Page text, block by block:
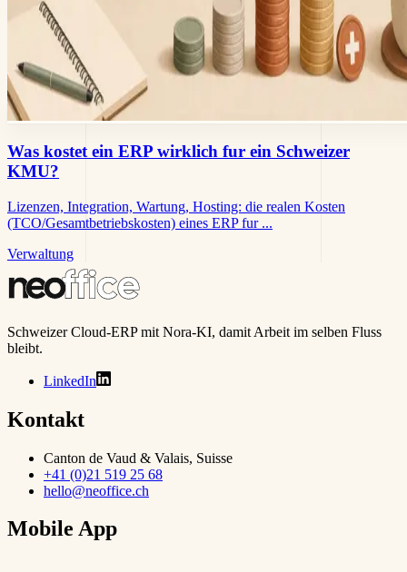
Was kostet ein ERP wirklich fur ein Schweizer
KMU?
Lizenzen, Integration, Wartung, Hosting: die realen Kosten
(TCO/Gesamtbetriebskosten) eines ERP fur ...
Verwaltung
Schweizer Cloud-ERP mit Nora-KI, damit Arbeit im selben Fluss
bleibt.
LinkedIn
Kontakt
Canton de Vaud & Valais, Suisse
+41 (0)21 519 25 68
hello@neoffice.ch
Mobile App